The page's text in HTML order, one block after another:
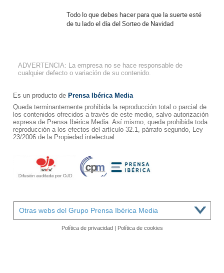
Todo lo que debes hacer para que la suerte esté
de tu lado el día del Sorteo de Navidad
ADVERTENCIA: La empresa no se hace responsable de
cualquier defecto o variación de su contenido.
Es un producto de Prensa Ibérica Media
Queda terminantemente prohibida la reproducción total o parcial de
los contenidos ofrecidos a través de este medio, salvo autorización
expresa de Prensa Ibérica Media. Así mismo, queda prohibida toda
reproducción a los efectos del artículo 32.1, párrafo segundo, Ley
23/2006 de la Propiedad intelectual.
Otras webs del Grupo Prensa Ibérica Media
Política de privacidad| Política de cookies